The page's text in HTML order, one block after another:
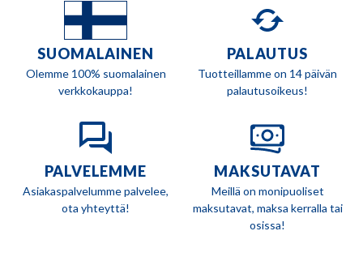
SUOMALAINEN
Olemme 100% suomalainen
verkkokauppa!
PALAUTUS
Tuotteillamme on 14 päivän
palautusoikeus!
PALVELEMME
Asiakaspalvelumme palvelee,
ota yhteyttä!
MAKSUTAVAT
Meillä on monipuoliset
maksutavat, maksa kerralla tai
osissa!